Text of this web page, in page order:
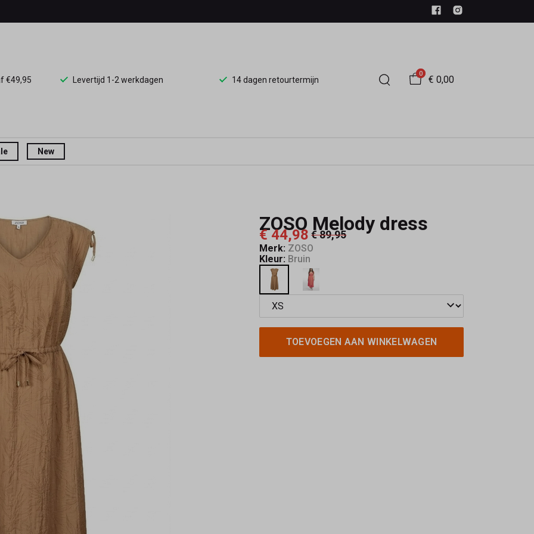
€49,95 Levertijd 1-2 werkdagen 14 dagen retourtermijn
0
€ 0,00
New
ZOSO Melody dress
€ 44,98 € 89,95
Merk: ZOSO
Kleur: Bruin
TOEVOEGEN AAN WINKELWAGEN